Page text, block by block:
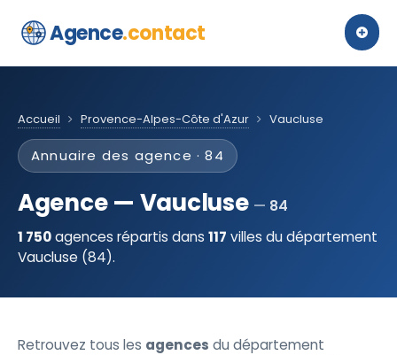
Agence.contact
Accueil Provence-Alpes-Côte d'Azur Vaucluse
Annuaire des agence · 84
Agence — Vaucluse
84
1 750agences répartis dans 117 villes du département
Vaucluse (84).
Retrouvez tous les agences du département